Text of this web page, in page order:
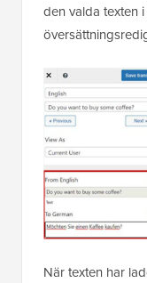
den valda texten
När texten har